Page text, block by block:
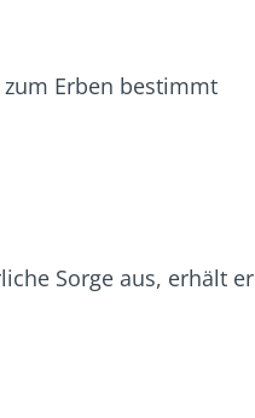
Erben bestimmt
Sorge aus, erhält er